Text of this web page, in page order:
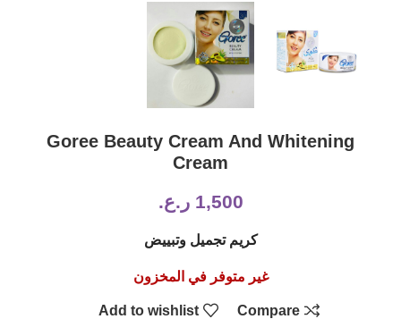
Goree Beauty Cream And Whitening
Cream
1,500 ر.ع.
كريم تجميل وتبييض
غير متوفر في المخزون
Compare
Add to wishlist